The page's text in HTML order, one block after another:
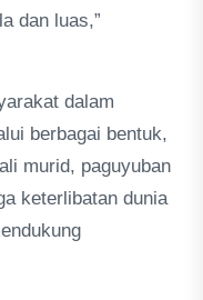
dan luas,”
dalam
berbagai bentuk,
murid, paguyuban
keterlibatan dunia